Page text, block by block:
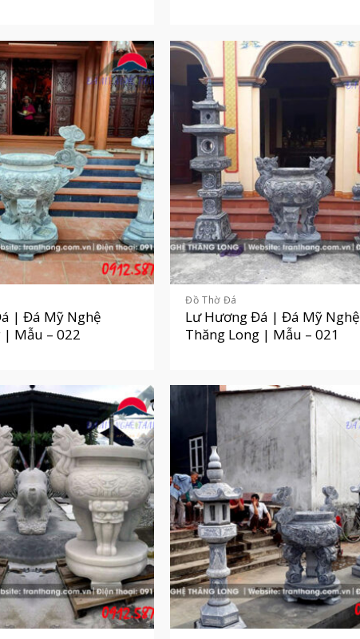
| Đá Mỹ Nghệ
| Mẫu – 022
Đồ Thờ Đá
Lư Hương Đá | Đá Mỹ Nghệ
Thăng Long | Mẫu – 021